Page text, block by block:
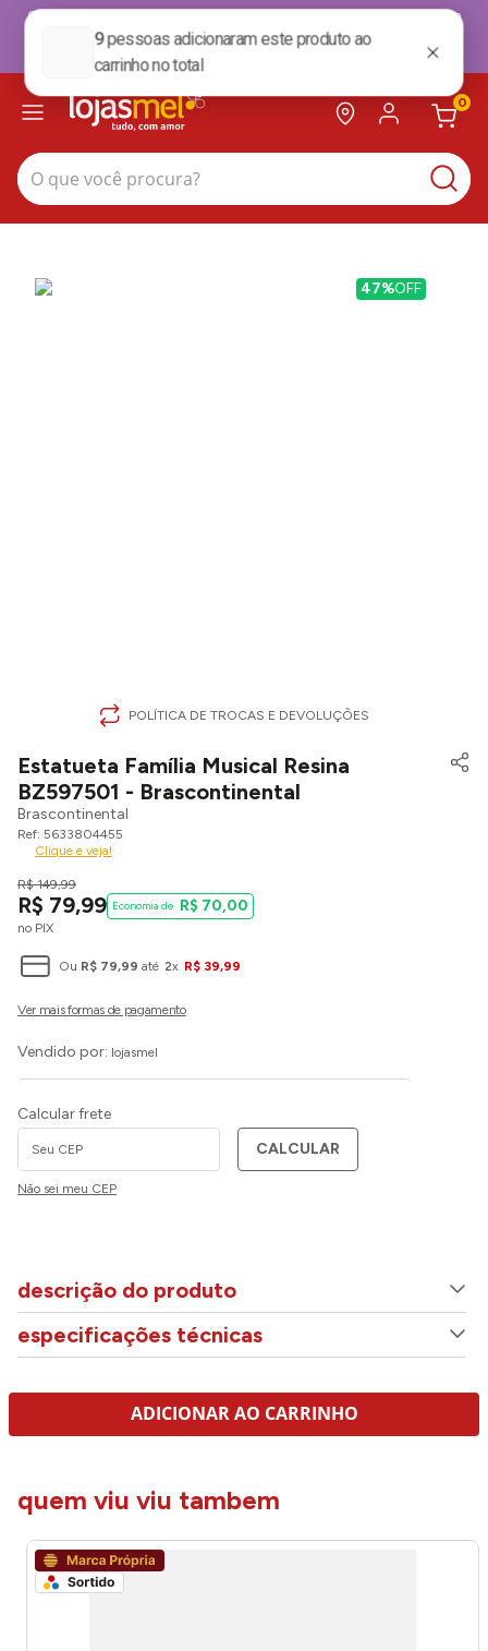
Ganhe R$15 OFF + Frete Grátis na sua primeira compra no site*. Use cupom
BoasVindas. *para compras acima de 199,99
0
O que você procura?
47%OFF
POLÍTICA DE TROCAS E DEVOLUÇÕES
Estatueta Família Musical Resina
BZ597501 - Brascontinental
Brascontinental
5633804455
Clique e veja!
R$ 149,99
R$ 79,99
no PIX
R$ 70,00
Ou R$ 79,99 até 2x R$ 39,99
Vendido por: lojasmel
Calcular frete
CALCULAR
Não sei meu CEP
descrição do produto
especificações técnicas
ADICIONAR AO CARRINHO
quem viu viu tambem